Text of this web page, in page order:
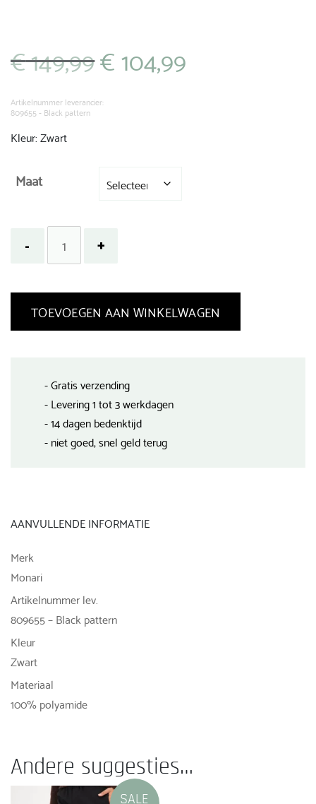
€149,99 Oorspronkelijke
prijs
€ 149,99.
€104,99
Artikelnummer leverancier:
809655 - Black pattern
Kleur: Zwart
Maat
TOEVOEGEN AAN WINKELWAGEN
- Gratis verzending
- Levering 1 tot 3 werkdagen
- 14 dagen bedenktijd
- niet goed, snel geld terug
AANVULLENDE INFORMATIE
Merk
Monari
Artikelnummer lev.
809655 – Black pattern
Kleur
Zwart
Materiaal
100% polyamide
Andere suggesties…
SALE